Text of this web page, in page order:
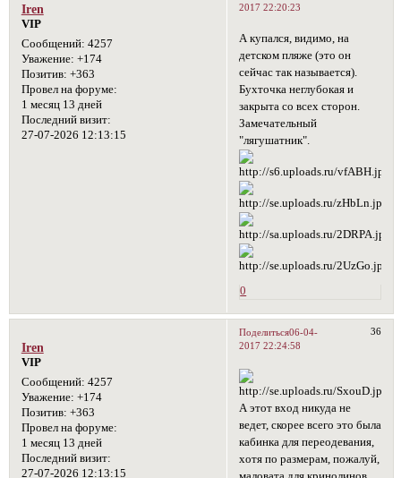
2017 22:20:23
Iren
VIP
Сообщений: 4257
Уважение: +174
Позитив: +363
Провел на форуме:
1 месяц 13 дней
Последний визит:
27-07-2026 12:13:15
А купался, видимо, на
детском пляже (это он
сейчас так называется).
Бухточка неглубокая и
закрыта со всех сторон.
Замечательный
"лягушатник".
0
Поделиться 36
06-04-
2017 22:24:58
Iren
VIP
Сообщений: 4257
Уважение: +174
Позитив: +363
Провел на форуме:
1 месяц 13 дней
Последний визит:
27-07-2026 12:13:15
А этот вход никуда не
ведет, скорее всего это была
кабинка для переодевания,
хотя по размерам, пожалуй,